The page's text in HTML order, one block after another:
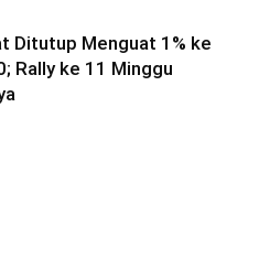
Ditutup Menguat 1% ke
Rally ke 11 Minggu